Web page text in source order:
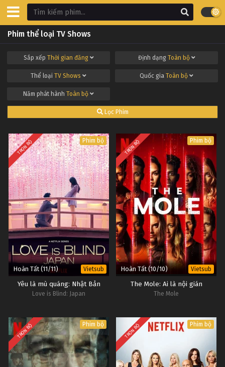
Phim thể loại TV Shows
Sắp xếp Thời gian đăng Định dạng Toàn bộ
Thể loại TV Shows Quốc gia Toàn bộ
Năm phát hành Toàn bộ
Lọc Phim
TRỌN BỘ Phim bộ
Hoàn Tất (11/11) Vietsub
Yêu là mù quáng: Nhật Bản
Love is Blind: Japan
TRỌN BỘ Phim bộ
Hoàn Tất (10/10) Vietsub
The Mole: Ai là nội gián
The Mole
TRỌN BỘ Phim bộ TRỌN BỘ Phim bộ